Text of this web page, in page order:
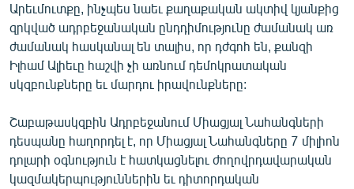
Արեւմուտքը, ինչպես նաեւ քաղաքական ակտիվ կյանքից
զրկված ադրբեջանական ընդդիմությունը ժամանակ առ
ժամանակ հասկանալ են տալիս, որ դժգոհ են, քանզի
Իլհամ Ալիեւը հաշվի չի առնում դեմոկրատական
սկզբունքները եւ մարդու իրավունքները:
Շաբաթասկզբին Ադրբեջանում Միացյալ Նահանգների
դեսպանը հաղորդել է, որ Միացյալ Նահանգները 7 միլիոն
դոլարի օգնություն է հատկացնելու ժողովրդավարական
կազմակերպություններին եւ դիտորդական